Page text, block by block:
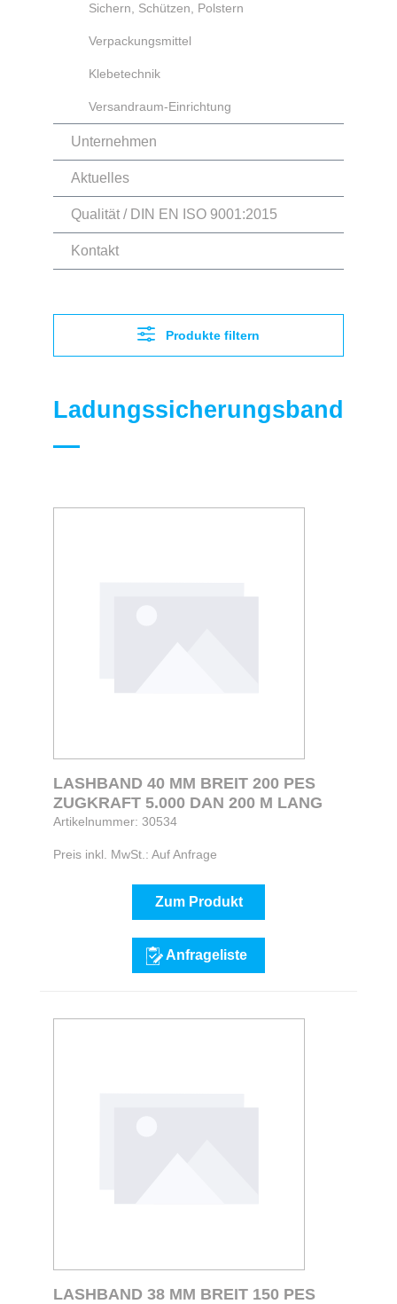
Sichern, Schützen, Polstern
Verpackungsmittel
Klebetechnik
Versandraum-Einrichtung
Unternehmen
Aktuelles
Qualität / DIN EN ISO 9001:2015
Kontakt
Produkte filtern
Ladungssicherungsband
LASHBAND 40 MM BREIT 200 PES
ZUGKRAFT 5.000 DAN 200 M LANG
Artikelnummer: 30534
Preis inkl. MwSt.: Auf Anfrage
Zum Produkt
Anfrageliste
LASHBAND 38 MM BREIT 150 PES